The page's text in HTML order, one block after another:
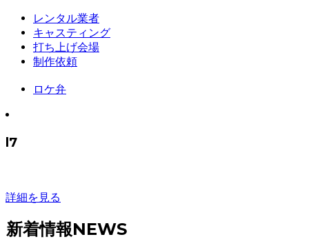
レンタル業者
キャスティング
打ち上げ会場
制作依頼
ロケ弁
l7
詳細を見る
新着情報NEWS